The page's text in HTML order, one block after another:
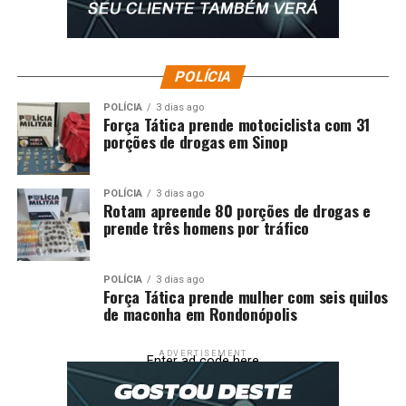
contratos para:
atividades e bens que estão localizados em
imóveis rurais que não tenham o Cadastro
Ambiental Rural (CAR). Além disso, propriedades
com CAR cancelado ou suspenso não poderão ter
acesso ao seguro rural;
empresas ou pessoas físicas que estejam na lista
de empregadores que submeteram trabalhadores
a condições análogas à escravidão;
bens ou atividades rurais localizados em imóveis
que estejam em situação de sobreposição em
relação a áreas de conservação ou terras
indígenas (desde que homologadas, regularizadas
comunidades quilombolas. O mesmo vale para
propriedades rurais que tenham sobreposição em
POLÍCIA
POLÍCIA 3 dias ago
Força Tática prende motociclista com 31
porções de drogas em Sinop
POLÍCIA 3 dias ago
Rotam apreende 80 porções de drogas e
prende três homens por tráfico
POLÍCIA 3 dias ago
Força Tática prende mulher com seis quilos
de maconha em Rondonópolis
ADVERTISEMENT
Enter ad code here